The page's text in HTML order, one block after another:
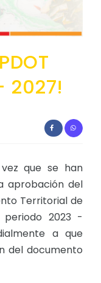
Territorial -
2027!
vez que se han
aprobación del
Territorial de
2023 -
a que
del documento